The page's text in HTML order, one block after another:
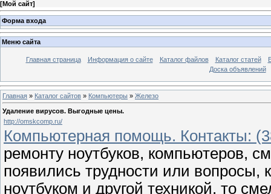
[Мой сайт]
Форма входа
Меню сайта
Главная страница Информация о сайте Каталог файлов Каталог статей
Доска объявлений
Главная » Каталог сайтов » Компьютеры » Железо
Удаление вирусов. Выгодные цены.
http://omskcomp.ru/
Компьютерная помощь. Контакты:
ремонту ноутбуков, компьютеров,
появились трудности или
ноутбуком и другой техникой, то